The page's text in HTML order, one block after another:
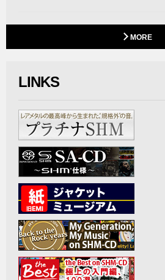
MORE
LINKS